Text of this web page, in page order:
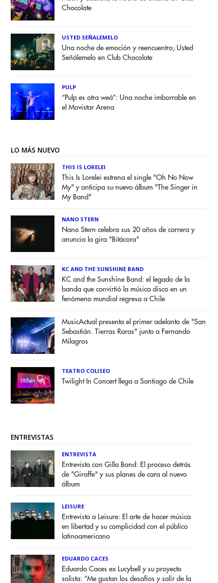
Chocolate
USTED SEÑALEMELO
Una noche de emoción y reencuentro; Usted
Señálemelo en Club Chocolate
PULP
“Pulp es otra weá”: Una noche imborrable en
el Movistar Arena
LO MÁS NUEVO
THIS IS LORELEI
This Is Lorelei estrena el single "Oh No Now
My" y anticipa su nuevo álbum "The Singer in
My Band"
NANO STERN
Nano Stern celebra sus 20 años de carrera y
anuncia la gira "Bitácora"
KC AND THE SUNSHINE BAND
KC and the Sunshine Band: el legado de la
banda que convirtió la música disco en un
fenómeno mundial regresa a Chile
MusicActual presenta el primer adelanto de "San
Sebastián. Tierras Raras" junto a Fernando
Milagros
TEATRO COLISEO
Twilight In Concert llega a Santiago de Chile
ENTREVISTAS
ENTREVISTA
Entrevista con Gilla Band: El proceso detrás
de "Giraffe" y sus planes de cara al nuevo
álbum
LEISURE
Entrevista a Leisure: El arte de hacer música
en libertad y su complicidad con el público
latinoamericano
EDUARDO CACES
Eduardo Caces ex Lucybell y su proyecto
solista: “Me gustan los desafíos y salir de la